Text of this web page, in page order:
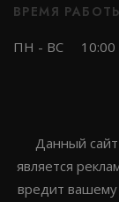
ВРЕМЯ
ПН - ВС
Данный
является
вредит